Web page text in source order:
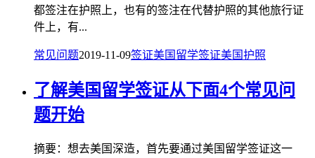
都签注在护照上，也有的签注在代替护照的其他旅行证
件上，有...
常见问题2019-11-09签证美国留学签证美国护照
了解美国留学签证从下面4个常见问
题开始
摘要：想去美国深造，首先要通过美国留学签证这一